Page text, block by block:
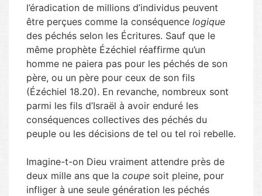
l’éradication de millions d’individus peuvent
être perçues comme la conséquence logique
des péchés selon les Écritures. Sauf que le
même prophète Ézéchiel réaffirme qu’un
homme ne paiera pas pour les péchés de son
père, ou un père pour ceux de son fils
(Ézéchiel 18.20). En revanche, nombreux sont
parmi les fils d’Israël à avoir enduré les
conséquences collectives des péchés du
peuple ou les décisions de tel ou tel roi rebelle.
Imagine-t-on Dieu vraiment attendre près de
deux mille ans que la coupe soit pleine, pour
infliger à une seule génération les péchés